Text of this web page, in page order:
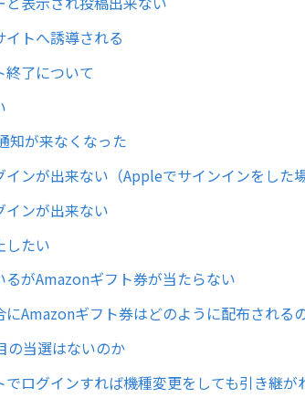
トへ誘導される
了について
知が来なくなった
ンが出来ない（Appleでサインインをした場
インが出来ない
したい
がAmazonギフト券が当たらない
Amazonギフト券はどのように配布される
の当選はないのか
ログインすれば機種変更をしても引き継が